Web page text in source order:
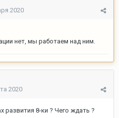
2020
нет, мы работаем над ним.
2020
развития 8-ки ? Чего ждать ?